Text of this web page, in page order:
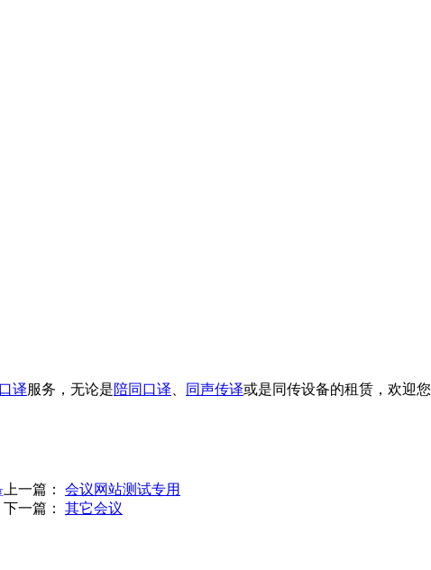
口译服务，无论是陪同口译 同声传译或是同传设备的租赁，欢迎
上一篇： 会议网站测试专用
下一篇： 其它会议